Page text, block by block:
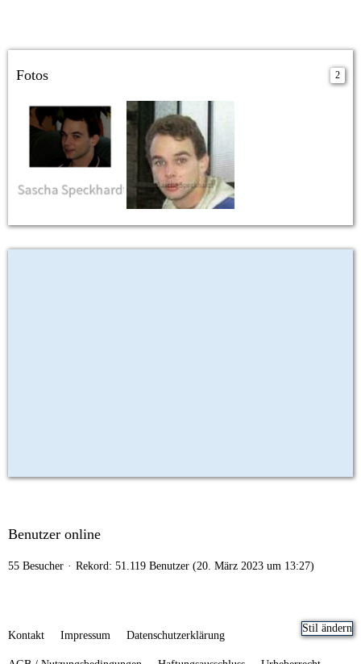
Fotos 2
Benutzer online
55 Besucher Rekord: 51.119 Benutzer (20. März 2023 um 13:27)
Stil ändern
Kontakt Impressum Datenschutzerklärung